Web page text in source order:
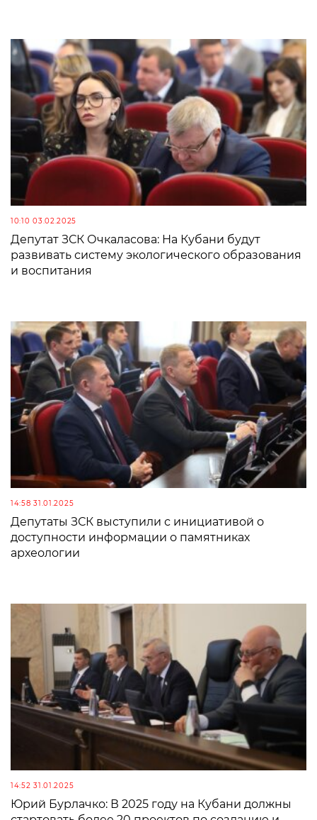
10:10 03.02.2025
Депутат ЗСК Очкаласова: На Кубани будут
развивать систему экологического образования
и воспитания
14:58 31.01.2025
Депутаты ЗСК выступили с инициативой о
доступности информации о памятниках
археологии
14:52 31.01.2025
Юрий Бурлачко: В 2025 году на Кубани должны